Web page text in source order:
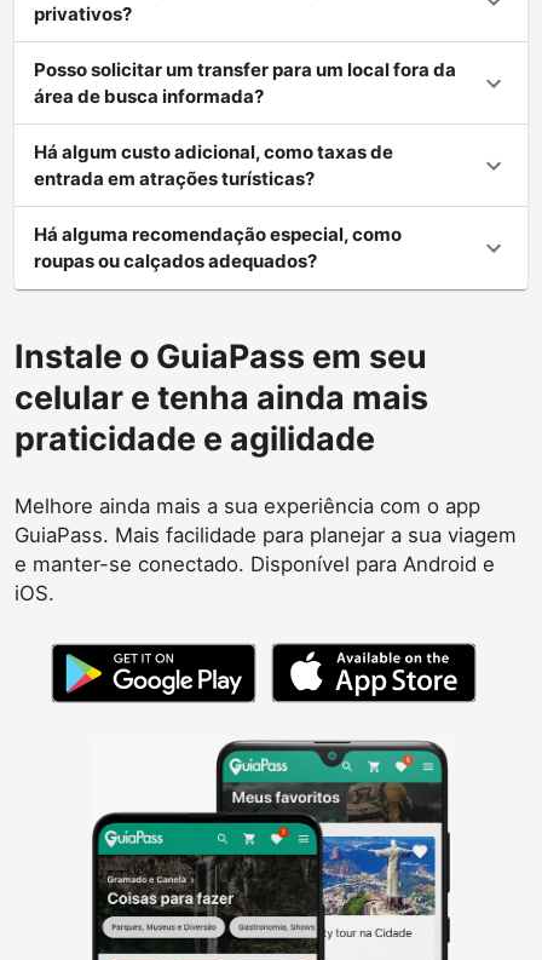
privativos?
Posso solicitar um transfer para um local fora da
área de busca informada?
Há algum custo adicional, como taxas de
entrada em atrações turísticas?
Há alguma recomendação especial, como
roupas ou calçados adequados?
Instale o GuiaPass em seu
celular e tenha ainda mais
praticidade e agilidade
Melhore ainda mais a sua experiência com o app
GuiaPass. Mais facilidade para planejar a sua viagem
e manter-se conectado. Disponível para Android e
iOS.